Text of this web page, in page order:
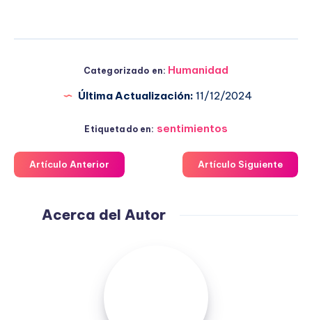
Categorizado en: Humanidad
Última Actualización: 11/12/2024
Etiquetado en: sentimientos
Artículo Anterior Artículo Siguiente
Acerca del Autor